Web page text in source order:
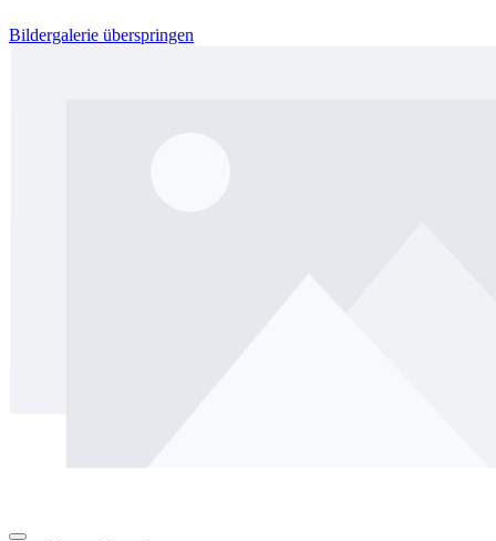
Bildergalerie überspringen